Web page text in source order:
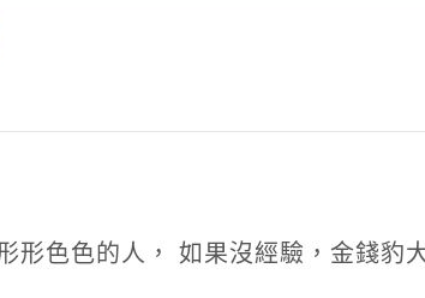
形色色的人， 如果沒經驗，金錢豹